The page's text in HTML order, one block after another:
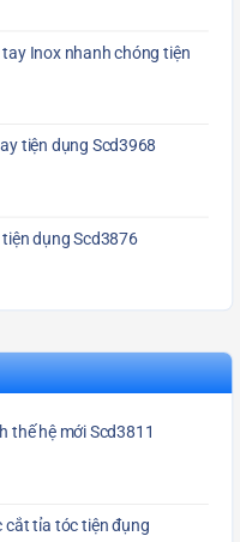
Inox nhanh chóng tiện
tiện dụng Scd3968
dụng Scd3876
thế hệ mới Scd3811
cắt tỉa tóc tiện đụng